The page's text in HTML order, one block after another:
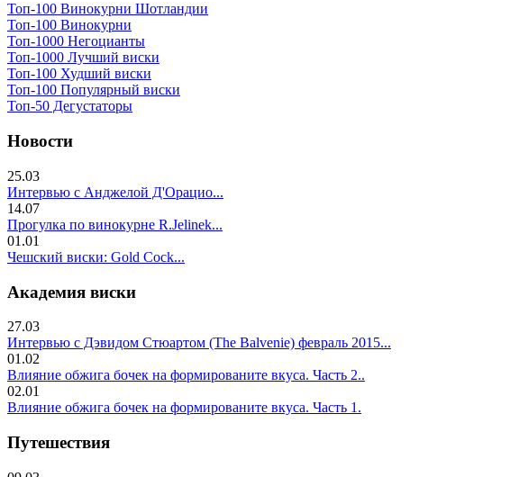
Топ-100 Винокурни Шотландии
Топ-100 Винокурни
Топ-1000 Негоцианты
Топ-1000 Лучший виски
Топ-100 Худший виски
Топ-100 Популярный виски
Топ-50 Дегустаторы
Новости
25.03
Интервью с Анджелой Д'Орацио...
14.07
Прогулка по винокурне R.Jelinek...
01.01
Чешский виски: Gold Cock...
Академия виски
27.03
Интервью с Дэвидом Стюартом (The Balvenie) февраль 2015...
01.02
Влияние обжига бочек на формированите вкуса. Часть 2..
02.01
Влияние обжига бочек на формированите вкуса. Часть 1.
Путешествия